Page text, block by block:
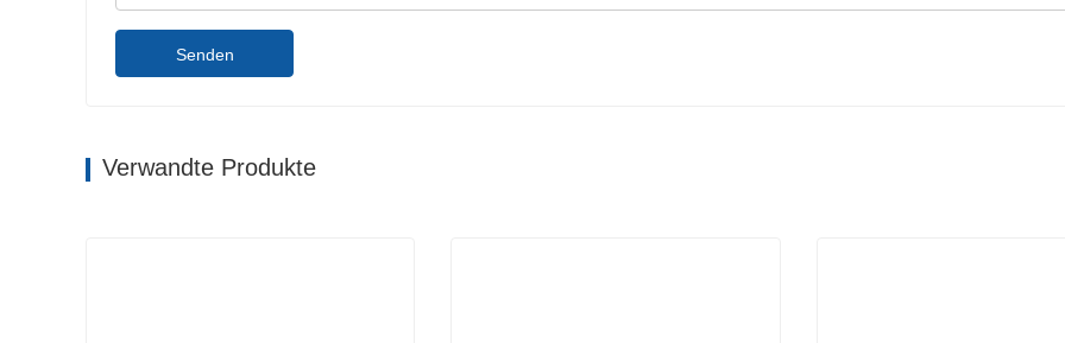
Senden
Verwandte Produkte